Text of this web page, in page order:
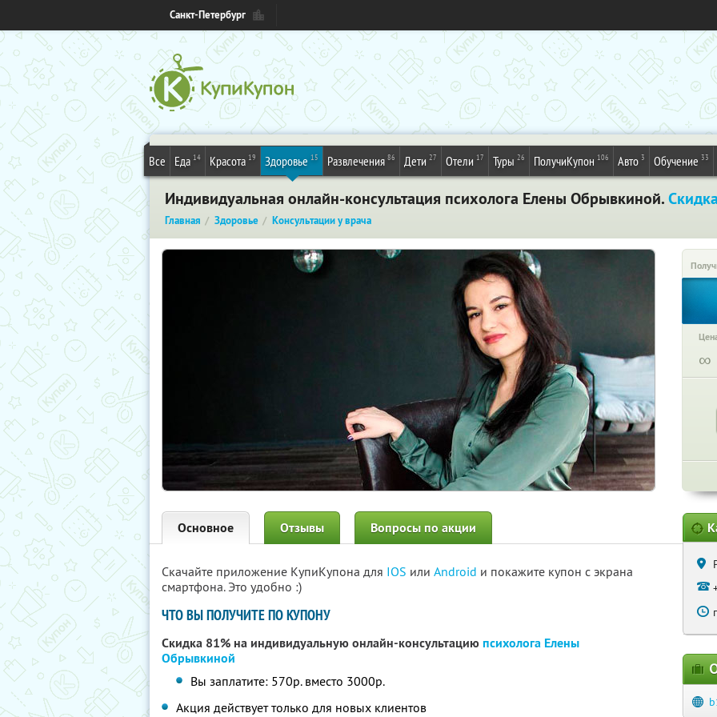
Санкт-Петербург
Все Еда 14 Красота 19 Здоровье 15 Развлечения 86 Дети 27 Отели 17 Туры 26 ПолучиКупон 106 Авто 3 Обучение 33
Индивидуальная онлайн-консультация психолога Елены Обрывкиной.
Главная Здоровье Консультации у врача
∞
Основное Отзывы Вопросы по акции
Скачайте приложение КупиКупона для IOS или Android и покажите купон с экрана
смартфона. Это удобно :)
ЧТО ВЫ ПОЛУЧИТЕ ПО КУПОНУ
Скидка 81% на индивидуальную онлайн-консультациюпсихолога Елены
Обрывкиной
Вы заплатите: 570р. вместо 3000р.
Акция действует только для новых клиентов